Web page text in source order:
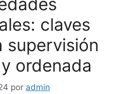
claves
supervisión
ordenada
por admin